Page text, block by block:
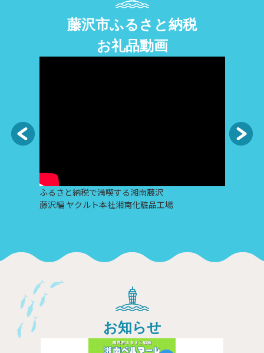
藤沢市ふるさと納税
お礼品動画
ふるさと納税で満喫する湘南藤沢
藤沢編 ヤクルト本社湘南化粧品工場
お知らせ